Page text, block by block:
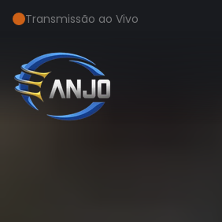
Transmissão ao Vivo